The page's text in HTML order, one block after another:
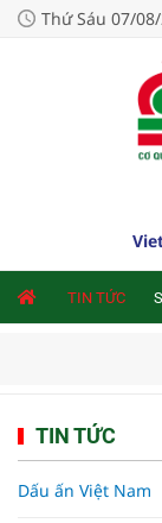
Thứ Sáu 07/
TIN TỨC
TIN TỨC
Dấu ấn Việt Nam